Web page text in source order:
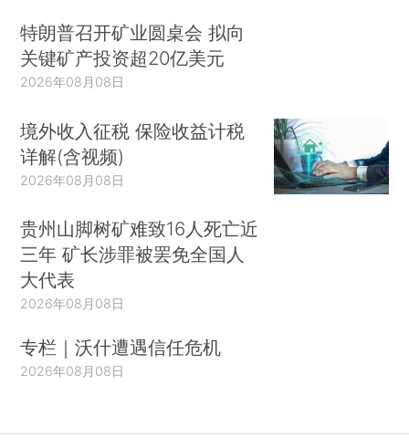
特朗普召开矿业圆桌会 拟向
关键矿产投资超20亿美元
2026年08月08日
境外收入征税 保险收益计税
详解(含视频)
2026年08月08日
贵州山脚树矿难致16人死亡近
三年 矿长涉罪被罢免全国人
大代表
2026年08月08日
专栏｜沃什遭遇信任危机
2026年08月08日